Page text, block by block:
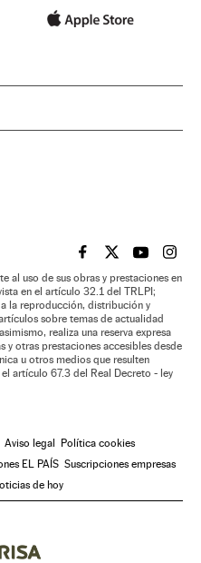
EL PAÍS BRASIL EN
EL PAÍSEL PAÍS
EL
al uso de sus obras y prestaciones en
en el artículo 32.1 del TRLPI;
la reproducción, distribución y
sobre temas de actualidad
realiza una reserva expresa
y otras prestaciones accesibles desde
u otros medios que resulten
artículo 67.3 del Real Decreto - ley
Aviso legal Política cookies
EL PAÍS Suscripciones empresas
de hoy